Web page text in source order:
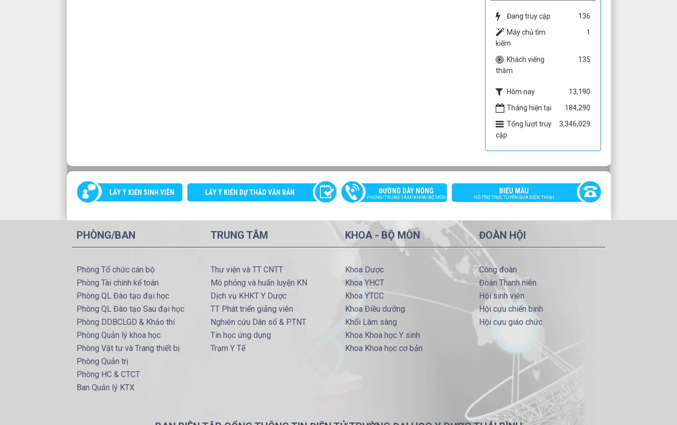
Đang truy cập
136
Máy chủ tìm
kiếm
1
Khách viếng
thăm
135
Hôm nay
13,190
Tháng hiện tại
184,290
Tổng lượt truy
cập
3,346,029
LẤY Ý KIẾN SINH VIÊN LẤY Ý KIẾN DỰ THẢO VĂN BẢN ĐƯỜNG DÂY NÓNG
PHONG/TRUNG TÂM/KHOA/BỘ MÔN
BIỂU MẪU
HỖ TRỢ TRỰC TUYẾN QUA ĐIỆN THOẠI
PHÒNG/BAN
Phòng Tổ chức cán bộ
Phòng Tài chính kế toán
Phòng QL Đào tạo đại học
Phòng QL Đào tạo Sau đại học
Phòng DDBCLGD & Khảo thí
Phòng Quản lý khoa học
Phòng Vật tư và Trang thiết bị
Phòng Quản trị
Phòng HC & CTCT
Ban Quản lý KTX
TRUNG TÂM
Thư viện và TT CNTT
Mô phỏng và huấn luyện KN
Dịch vụ KHKT Y Dược
TT Phát triển giảng viên
Nghiên cứu Dân số & PTNT
Tin học ứng dụng
Trạm Y Tế
KHOA - BỘ MÔN
Khoa Dược
Khoa YHCT
Khoa YTCC
Khoa Điều dưỡng
Khối Lâm sàng
Khoa Khoa học Y sinh
Khoa Khoa học cơ bản
ĐOÀN HỘI
Công đoàn
Đoàn Thanh niên
Hội sinh viên
Hội cựu chiến binh
Hội cựu giáo chức